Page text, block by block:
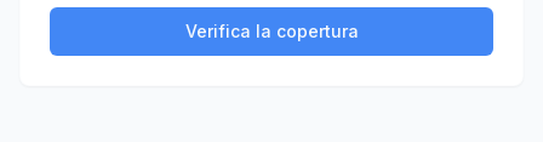
Verifica la copertura